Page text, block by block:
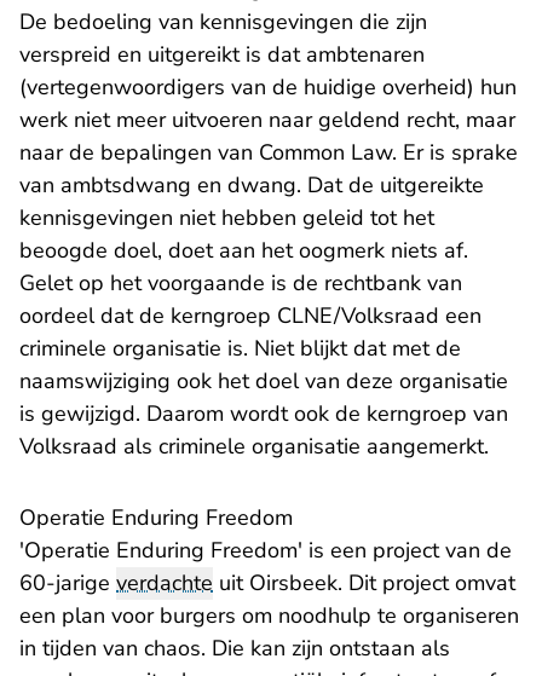
De bedoeling van kennisgevingen die zijn
verspreid en uitgereikt is dat ambtenaren
(vertegenwoordigers van de huidige overheid) hun
werk niet meer uitvoeren naar geldend recht, maar
naar de bepalingen van Common Law. Er is sprake
van ambtsdwang en dwang. Dat de uitgereikte
kennisgevingen niet hebben geleid tot het
beoogde doel, doet aan het oogmerk niets af.
Gelet op het voorgaande is de rechtbank van
oordeel dat de kerngroep CLNE/Volksraad een
criminele organisatie is. Niet blijkt dat met de
naamswijziging ook het doel van deze organisatie
is gewijzigd. Daarom wordt ook de kerngroep van
Volksraad als criminele organisatie aangemerkt.
Operatie Enduring Freedom
'Operatie Enduring Freedom' is een project van de
60-jarige verdachte uit Oirsbeek. Dit project omvat
een plan voor burgers om noodhulp te organiseren
in tijden van chaos. Die kan zijn ontstaan als